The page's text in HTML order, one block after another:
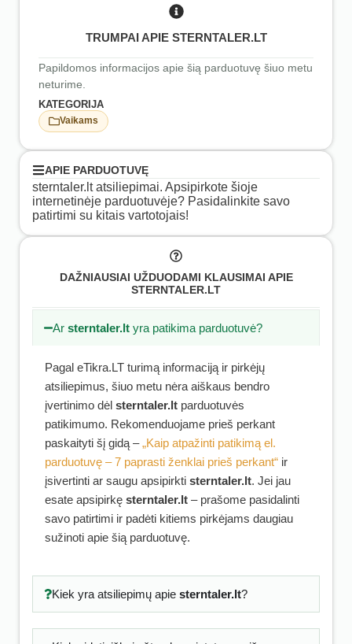
TRUMPAI APIE STERNTALER.LT
Papildomos informacijos apie šią parduotuvę šiuo metu
neturime.
KATEGORIJA
Vaikams
APIE PARDUOTUVĘ
sterntaler.lt atsiliepimai. Apsipirkote šioje
internetinėje parduotuvėje? Pasidalinkite savo
patirtimi su kitais vartotojais!
DAŽNIAUSIAI UŽDUODAMI KLAUSIMAI APIE
STERNTALER.LT
Arsterntaler.lt yra patikima parduotuvė?
Pagal eTikra.LT turimą informaciją ir pirkėjų
atsiliepimus, šiuo metu nėra aiškaus bendro
įvertinimo dėl sterntaler.lt parduotuvės
patikimumo. Rekomenduojame prieš perkant
paskaityti šį gidą –„Kaip atpažinti patikimą el.
parduotuvę – 7 paprasti ženklai prieš perkant“ ir
įsivertinti ar saugu apsipirkti sterntaler.lt. Jei jau
esate apsipirkę sterntaler.lt – prašome pasidalinti
savo patirtimi ir padėti kitiems pirkėjams daugiau
sužinoti apie šią parduotuvę.
Kiek yra atsiliepimų apie sterntaler.lt?